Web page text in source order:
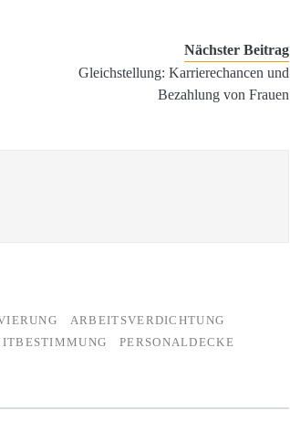
Nächster Beitrag
Gleichstellung: Karrierechancen und
Bezahlung von Frauen
ARBEITSVERDICHTUNG
PERSONALDECKE